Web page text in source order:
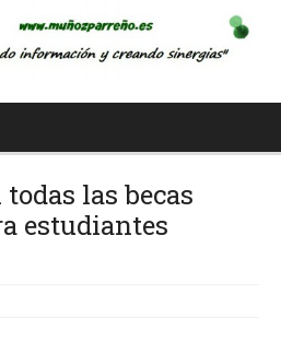
las becas
estudiantes